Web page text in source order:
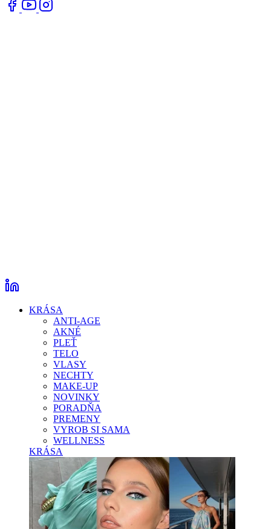
KRÁSA
ANTI-AGE
AKNÉ
PLEŤ
TELO
VLASY
NECHTY
MAKE-UP
NOVINKY
PORADŇA
PREMENY
VYROB SI SAMA
WELLNESS
KRÁSA